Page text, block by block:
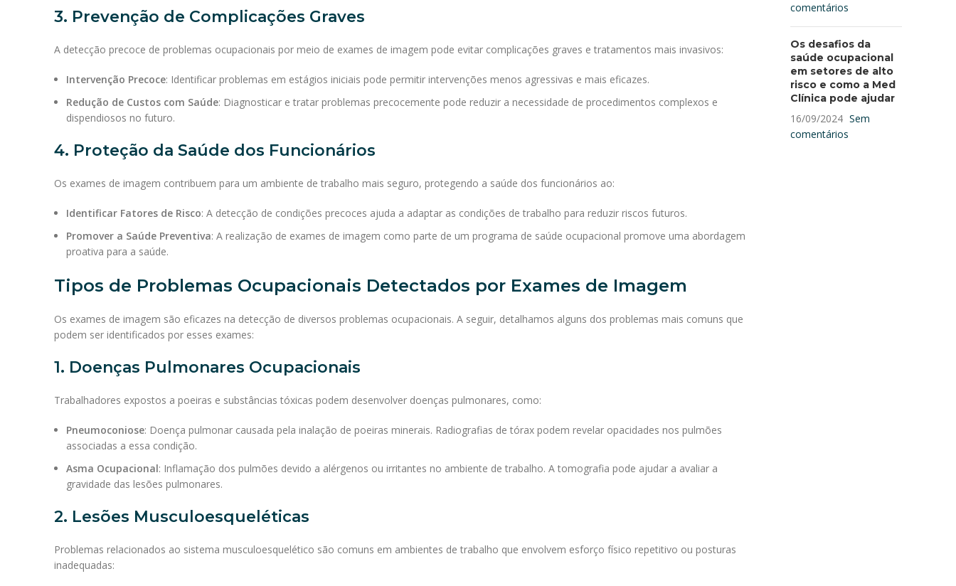
3. Prevenção de Complicações Graves
A detecção precoce de problemas ocupacionais por meio de exames de imagem pode evitar complicações graves e tratamentos mais invasivos:
Intervenção Precoce: Identificar problemas em estágios iniciais pode permitir intervenções menos agressivas e mais eficazes.
Redução de Custos com Saúde: Diagnosticar e tratar problemas precocemente pode reduzir a necessidade de procedimentos complexos e
dispendiosos no futuro.
4. Proteção da Saúde dos Funcionários
Os exames de imagem contribuem para um ambiente de trabalho mais seguro, protegendo a saúde dos funcionários ao:
Identificar Fatores de Risco: A detecção de condições precoces ajuda a adaptar as condições de trabalho para reduzir riscos futuros.
Promover a Saúde Preventiva: A realização de exames de imagem como parte de um programa de saúde ocupacional promove uma abordagem
proativa para a saúde.
Tipos de Problemas Ocupacionais Detectados por Exames de Imagem
Os exames de imagem são eficazes na detecção de diversos problemas ocupacionais. A seguir, detalhamos alguns dos problemas mais comuns que
podem ser identificados por esses exames:
1. Doenças Pulmonares Ocupacionais
Trabalhadores expostos a poeiras e substâncias tóxicas podem desenvolver doenças pulmonares, como:
Pneumoconiose: Doença pulmonar causada pela inalação de poeiras minerais. Radiografias de tórax podem revelar opacidades nos pulmões
associadas a essa condição.
Asma Ocupacional: Inflamação dos pulmões devido a alérgenos ou irritantes no ambiente de trabalho. A tomografia pode ajudar a avaliar a
gravidade das lesões pulmonares.
2. Lesões Musculoesqueléticas
Problemas relacionados ao sistema musculoesquelético são comuns em ambientes de trabalho que envolvem esforço físico repetitivo ou posturas
inadequadas:
comentários
Os desafios da
saúde ocupacional
em setores de alto
risco e como a Med
Clínica pode ajudar
16/09/2024 Sem
comentários